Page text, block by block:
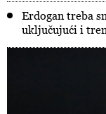
Erdogan treba
uključujući i